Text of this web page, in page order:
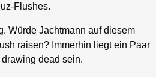
Flushes.
Würde Jachtmann auf diesem
raisen? Immerhin liegt ein Paar
dead sein.